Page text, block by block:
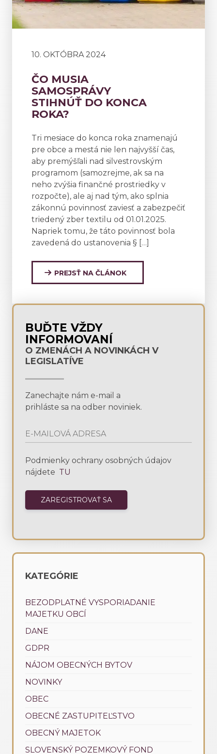
10. OKTÓBRA 2024
ČO MUSIA
SAMOSPRÁVY
STIHNÚŤ DO KONCA
ROKA?
Tri mesiace do konca roka znamenajú
pre obce a mestá nie len najvyšší čas,
aby premýšľali nad silvestrovským
programom (samozrejme, ak sa na
neho zvýšia finančné prostriedky v
rozpočte), ale aj nad tým, ako splnia
zákonnú povinnosť zaviesť a zabezpečiť
triedený zber textilu od 01.01.2025.
Napriek tomu, že táto povinnosť bola
zavedená do ustanovenia § […]
PREJSŤ NA ČLÁNOK
BUĎTE VŽDY
INFORMOVANÍ
O ZMENÁCH A NOVINKÁCH V
LEGISLATÍVE
Zanechajte nám e-mail a
prihláste sa na odber noviniek.
Podmienky ochrany osobných údajov
nájdete TU
KATEGÓRIE
BEZODPLATNÉ VYSPORIADANIE
MAJETKU OBCÍ
DANE
GDPR
NÁJOM OBECNÝCH BYTOV
NOVINKY
OBEC
OBECNÉ ZASTUPITEĽSTVO
OBECNÝ MAJETOK
SLOVENSKÝ POZEMKOVÝ FOND